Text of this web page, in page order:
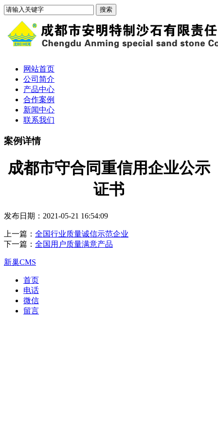
网站首页
公司简介
产品中心
合作案例
新闻中心
联系我们
案例详情
成都市守合同重信用企业公示
证书
发布日期：2021-05-21 16:54:09
上一篇： 全国行业质量诚信示范企业
下一篇： 全国用户质量满意产品
新巢CMS
首页
电话
微信
留言